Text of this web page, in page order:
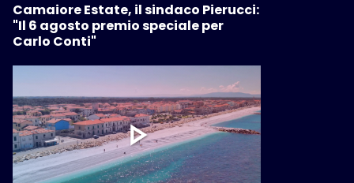
Camaiore Estate, il sindaco Pierucci:
"Il 6 agosto premio speciale per
Carlo Conti"